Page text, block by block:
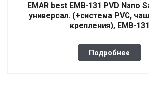
EMAR best EMB-131 PVD Nano
универсал. (+система PVC,
крепления), EMB-131
Подробнее